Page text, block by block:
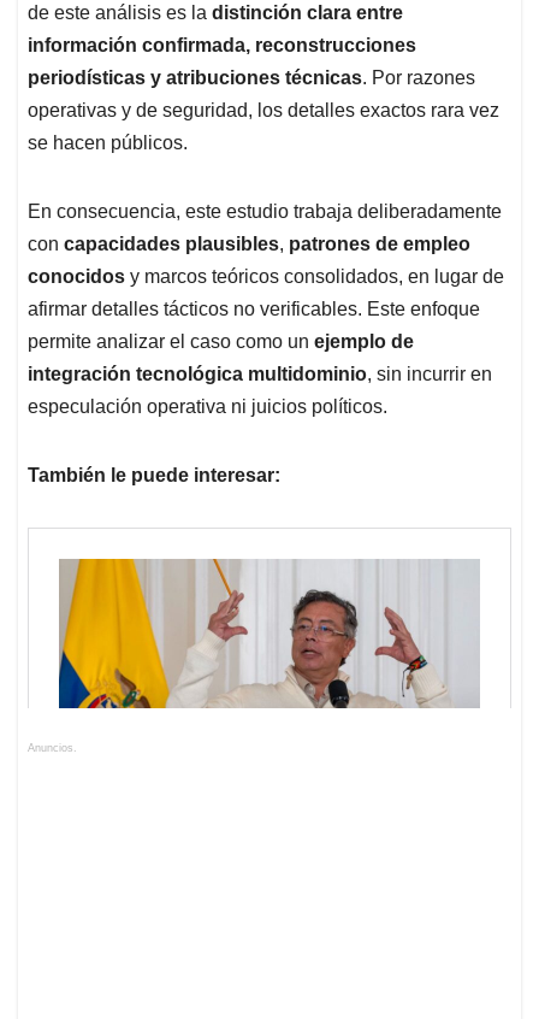
de este análisis es la distinción clara entre
información confirmada, reconstrucciones
periodísticas y atribuciones técnicas. Por razones
operativas y de seguridad, los detalles exactos rara vez
se hacen públicos.
En consecuencia, este estudio trabaja deliberadamente
con capacidades plausibles, patrones de empleo
conocidos y marcos teóricos consolidados, en lugar de
afirmar detalles tácticos no verificables. Este enfoque
permite analizar el caso como un ejemplo de
integración tecnológica multidominio, sin incurrir en
especulación operativa ni juicios políticos.
También le puede interesar:
Anuncios.